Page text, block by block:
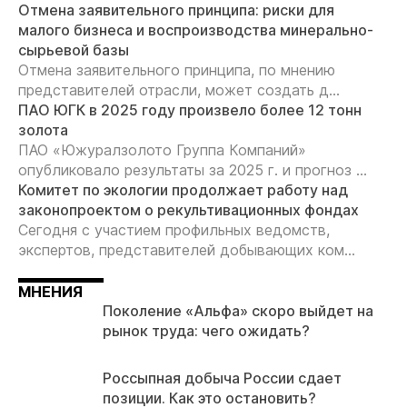
Отмена заявительного принципа: риски для
малого бизнеса и воспроизводства минерально-
сырьевой базы
Отмена заявительного принципа, по мнению
представителей отрасли, может создать д...
ПАО ЮГК в 2025 году произвело более 12 тонн
золота
ПАО «Южуралзолото Группа Компаний»
опубликовало результаты за 2025 г. и прогноз ...
Комитет по экологии продолжает работу над
законопроектом о рекультивационных фондах
Сегодня с участием профильных ведомств,
экспертов, представителей добывающих ком...
МНЕНИЯ
Поколение «Альфа» скоро выйдет на
рынок труда: чего ожидать?
Россыпная добыча России сдает
позиции. Как это остановить?